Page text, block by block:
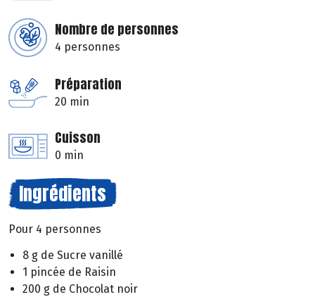
Nombre de personnes
4 personnes
Préparation
20 min
Cuisson
0 min
Ingrédients
Pour 4 personnes
8 g de Sucre vanillé
1 pincée de Raisin
200 g de Chocolat noir